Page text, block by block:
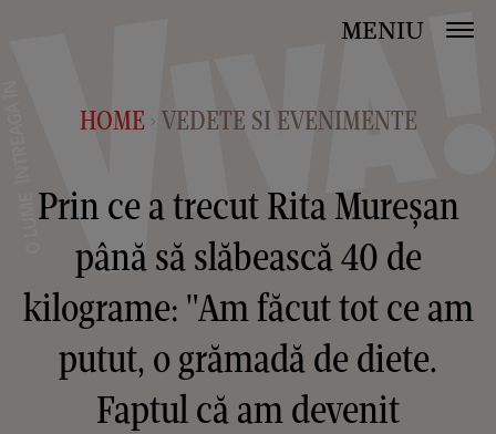
MENIU
HOME > VEDETE SI EVENIMENTE
Prin ce a trecut Rita Mureșan
până să slăbească 40 de
kilograme: "Am făcut tot ce am
putut, o grămadă de diete.
Faptul că am devenit